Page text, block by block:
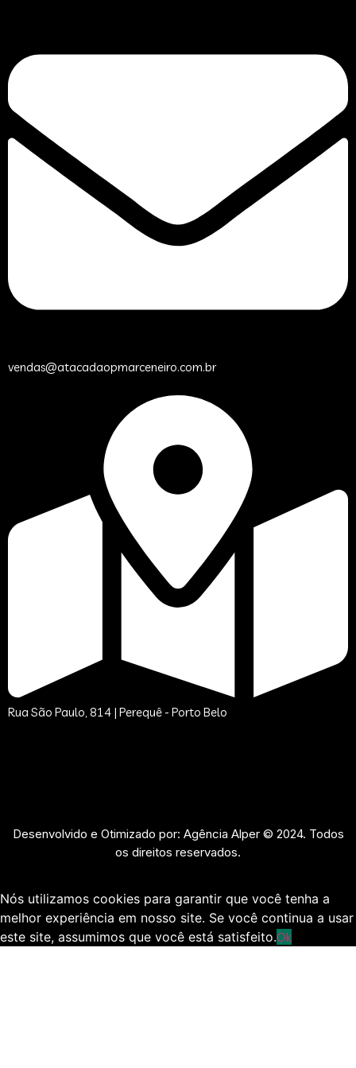
vendas@atacadaopmarceneiro.com.br
Rua São Paulo, 814 | Perequê - Porto Belo
Desenvolvido e Otimizado por: Agência Alper © 2024. Todos
os direitos reservados.
Nós utilizamos cookies para garantir que você tenha a
melhor experiência em nosso site. Se você continua a usar
este site, assumimos que você está satisfeito.Ok